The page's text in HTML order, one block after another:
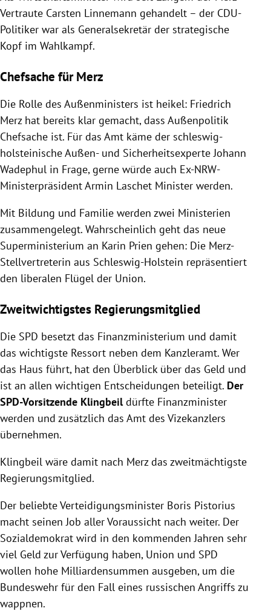
Vertraute Carsten Linnemann gehandelt – der CDU-
Politiker war als Generalsekretär der strategische
Kopf im Wahlkampf.
Chefsache für Merz
Die Rolle des Außenministers ist heikel: Friedrich
Merz hat bereits klar gemacht, dass Außenpolitik
Chefsache ist. Für das Amt käme der schleswig-
holsteinische Außen- und Sicherheitsexperte Johann
Wadephul in Frage, gerne würde auch Ex-NRW-
Ministerpräsident Armin Laschet Minister werden.
Mit Bildung und Familie werden zwei Ministerien
zusammengelegt. Wahrscheinlich geht das neue
Superministerium an Karin Prien gehen: Die Merz-
Stellvertreterin aus Schleswig-Holstein repräsentiert
den liberalen Flügel der Union.
Zweitwichtigstes Regierungsmitglied
Die SPD besetzt das Finanzministerium und damit
das wichtigste Ressort neben dem Kanzleramt. Wer
das Haus führt, hat den Überblick über das Geld und
ist an allen wichtigen Entscheidungen beteiligt. Der
SPD-Vorsitzende Klingbeildürfte Finanzminister
werden und zusätzlich das Amt des Vizekanzlers
übernehmen.
Klingbeil wäre damit nach Merz das zweitmächtigste
Regierungsmitglied.
Der beliebte Verteidigungsminister Boris Pistorius
macht seinen Job aller Voraussicht nach weiter. Der
Sozialdemokrat wird in den kommenden Jahren sehr
viel Geld zur Verfügung haben, Union und SPD
wollen hohe Milliardensummen ausgeben, um die
Bundeswehr für den Fall eines russischen Angriffs zu
wappnen.